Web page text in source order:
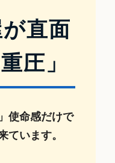
直面
圧」
使命感だけで
ています。